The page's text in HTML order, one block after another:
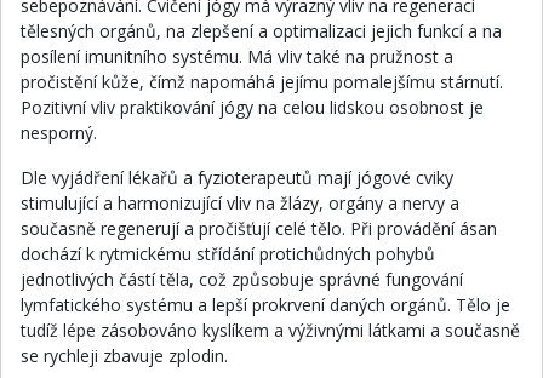
sebepoznávání. Cvičení jógy má výrazný vliv na regeneraci
tělesných orgánů, na zlepšení a optimalizaci jejich funkcí a na
posílení imunitního systému. Má vliv také na pružnost a
pročistění kůže, čímž napomáhá jejímu pomalejšímu stárnutí.
Pozitivní vliv praktikování jógy na celou lidskou osobnost je
nesporný.
Dle vyjádření lékařů a fyzioterapeutů mají jógové cviky
stimulující a harmonizující vliv na žlázy, orgány a nervy a
současně regenerují a pročišťují celé tělo. Při provádění ásan
dochází k rytmickému střídání protichůdných pohybů
jednotlivých částí těla, což způsobuje správné fungování
lymfatického systému a lepší prokrvení daných orgánů. Tělo je
tudíž lépe zásobováno kyslíkem a výživnými látkami a současně
se rychleji zbavuje zplodin.